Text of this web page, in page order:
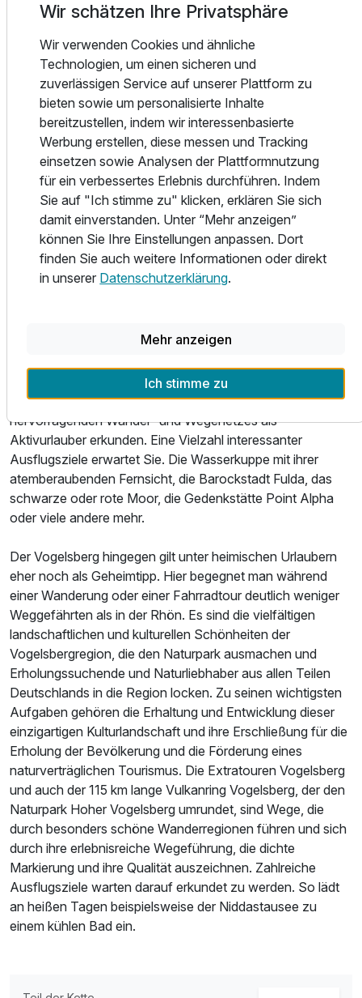
2 Erwachsene und 2 Kinder
Für 3 Tage p.P. ab289,00 €
Während Ihres Urlaubs erwarten Sie einige kulinarische
- Restaurant Unicum (Dinnerbuffet)
- TAVINO ( Weinbar)
- Raffaello (hier servieren wir ein 4- bzw. 5-Gang-Menü)
Der Kur- und Badeort Bad Salzschlirf befindet sich in der
Mitte zweier touristischer Ferienregionen. Hierbei handelt
es sich um die Rhön und den Vogelsberg.
Die Rhön hat in den letzten Jahren zweifelsohne einen
touristischen Aufschwung erlebt. Das „Land der offenen
Fernen“ ist eine der außergewöhnlichsten
Mittelgebirgslandschaften Europas und wurde 1991 von
der UNESCO als Biosphärenreservat ausgezeichnet. Hier
geheimnisvollen Mooren, basaltenen Bergen, idyllischen
Freiheit, die Horizont und Himmel etwas näher erscheinen
lassen als anderswo. Die Rhön lässt sich aufgrund Ihres
hervorragenden Wander- und Wegenetzes als
Aktivurlauber erkunden. Eine Vielzahl interessanter
Ausflugsziele erwartet Sie. Die Wasserkuppe mit ihrer
atemberaubenden Fernsicht, die Barockstadt Fulda, das
schwarze oder rote Moor, die Gedenkstätte Point Alpha
oder viele andere mehr.
Der Vogelsberg hingegen gilt unter heimischen Urlaubern
eher noch als Geheimtipp. Hier begegnet man während
einer Wanderung oder einer Fahrradtour deutlich weniger
Weggefährten als in der Rhön. Es sind die vielfältigen
landschaftlichen und kulturellen Schönheiten der
Vogelsbergregion, die den Naturpark ausmachen und
Erholungssuchende und Naturliebhaber aus allen Teilen
Deutschlands in die Region locken. Zu seinen wichtigsten
Aufgaben gehören die Erhaltung und Entwicklung dieser
einzigartigen Kulturlandschaft und ihre Erschließung für die
Erholung der Bevölkerung und die Förderung eines
naturverträglichen Tourismus. Die Extratouren Vogelsberg
und auch der 115 km lange Vulkanring Vogelsberg, der den
Naturpark Hoher Vogelsberg umrundet, sind Wege, die
durch besonders schöne Wanderregionen führen und sich
durch ihre erlebnisreiche Wegeführung, die dichte
Markierung und ihre Qualität auszeichnen. Zahlreiche
Ausflugsziele warten darauf erkundet zu werden. So lädt
an heißen Tagen beispielsweise der Niddastausee zu
einem kühlen Bad ein.
Wir schätzen Ihre Privatsphäre
Wir verwenden Cookies und ähnliche
Technologien, um einen sicheren und
zuverlässigen Service auf unserer Plattform zu
bieten sowie um personalisierte Inhalte
bereitzustellen, indem wir interessenbasierte
Werbung erstellen, diese messen und Tracking
einsetzen sowie Analysen der Plattformnutzung
für ein verbessertes Erlebnis durchführen. Indem
Sie auf "Ich stimme zu" klicken, erklären Sie sich
damit einverstanden. Unter “Mehr anzeigen”
können Sie Ihre Einstellungen anpassen. Dort
finden Sie auch weitere Informationen oder direkt
in unserer Datenschutzerklärung.
Mehr anzeigen
Ich stimme zu